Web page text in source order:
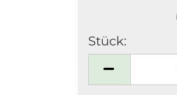
Stück:
Stück